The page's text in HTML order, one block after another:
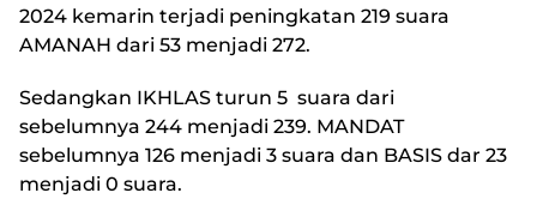
2024 kemarin terjadi peningkatan 219 suara
AMANAH dari 53 menjadi 272.
Sedangkan IKHLAS turun 5 suara dari
sebelumnya 244 menjadi 239. MANDAT
sebelumnya 126 menjadi 3 suara dan BASIS dar 23
menjadi 0 suara.